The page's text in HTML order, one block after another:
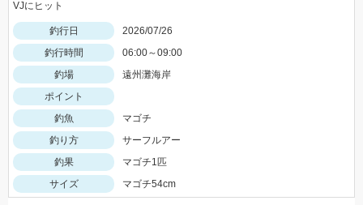
VJにヒット
釣行日
2026/07/26
釣行時間
06:00～09:00
釣場
遠州灘海岸
ポイント
釣魚
マゴチ
釣り方
サーフルアー
釣果
マゴチ1匹
サイズ
マゴチ54cm